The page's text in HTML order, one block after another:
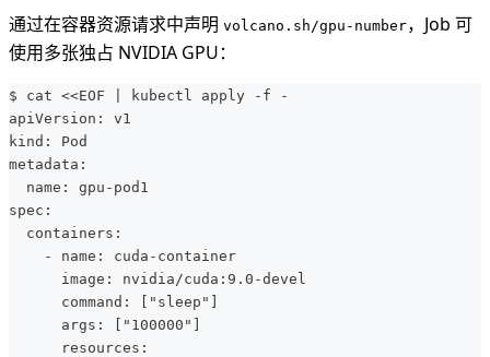
通过在容器资源请求中声明 volcano.sh/gpu-number，Job 可
使用多张独占 NVIDIA GPU：
$ cat <<EOF | kubectl apply -f -
apiVersion: v1
kind: Pod
metadata:
  name: gpu-pod1
spec:
  containers:
    - name: cuda-container
      image: nvidia/cuda:9.0-devel
      command: ["sleep"]
      args: ["100000"]
      resources: